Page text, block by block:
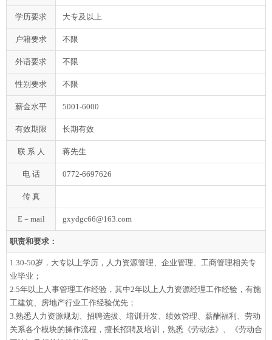
学历要求 大专及以上
户籍要求 不限
外语要求 不限
性别要求 不限
薪金水平 5001-6000
有效期限 长期有效
联 系 人 蒋先生
电 话 0772-6697626
传 真
E－mail gxydgc66@163.com
职责和要求：
1.30-50岁，大专以上学历，人力资源管理、企业管理、工商管理相关专
业毕业；
2.5年以上人事管理工作经验，其中2年以上人力资源经理工作经验，有施
工建筑、房地产行业工作经验优先；
3.熟悉人力资源规划、招聘选拔、培训开发、绩效管理、薪酬福利、劳动
关系各个模块的操作流程，擅长招聘及培训，熟悉《劳动法》、《劳动合